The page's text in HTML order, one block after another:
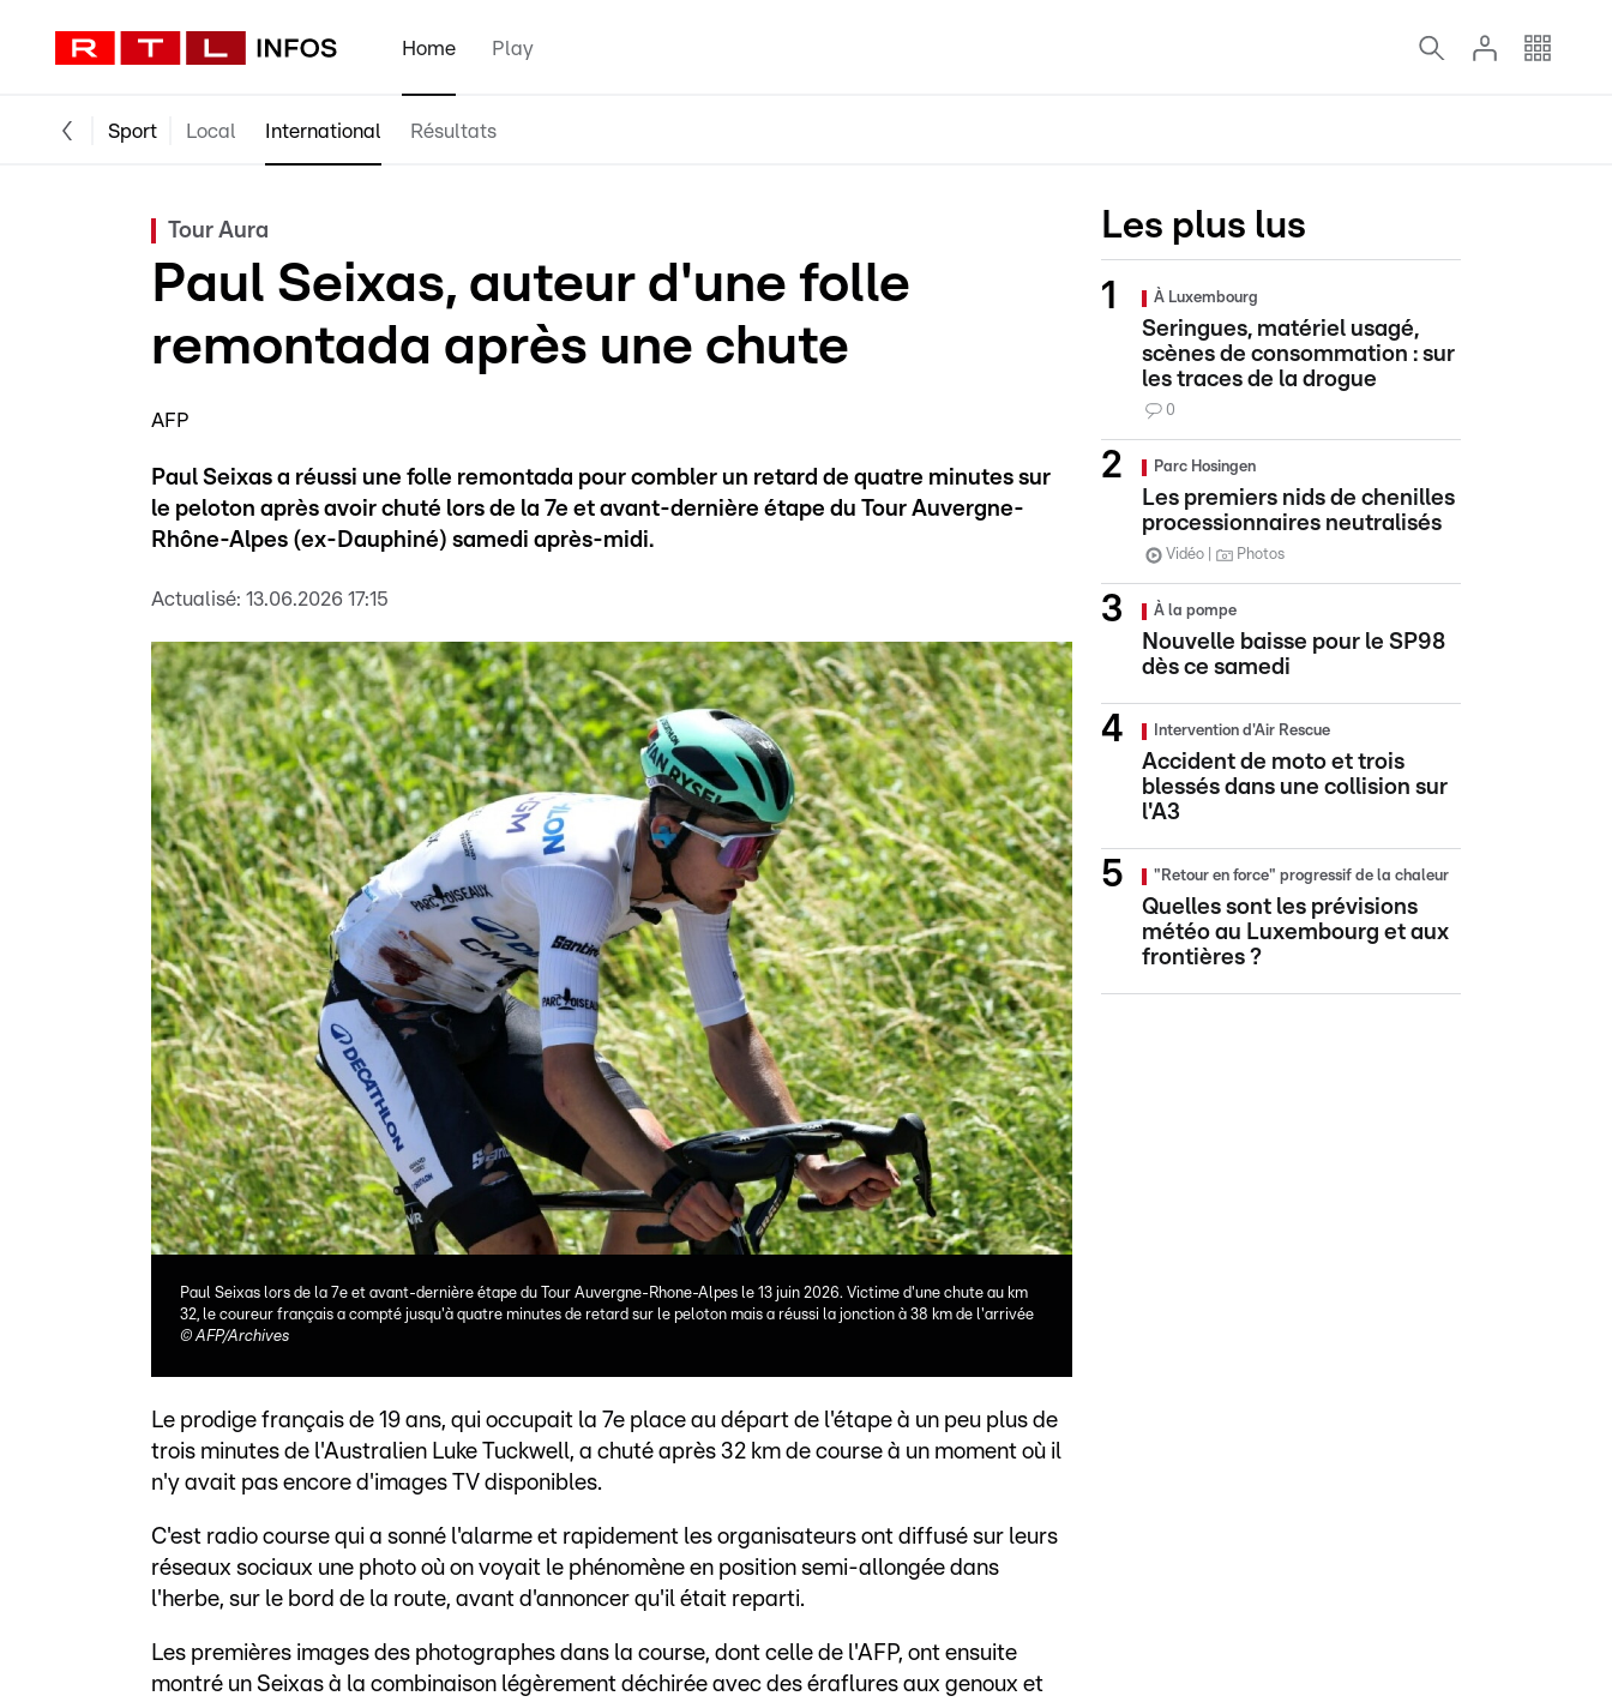
Home Play
Sport Local International Résultats
Tour Aura
Paul Seixas, auteur d'une folle
remontada après une chute
AFP
Paul Seixas a réussi une folle remontada pour combler un retard de quatre minutes sur
le peloton après avoir chuté lors de la 7e et avant-dernière étape du Tour Auvergne-
Rhône-Alpes (ex-Dauphiné) samedi après-midi.
Actualisé: 13.06.2026 17:15
Paul Seixas lors de la 7e et avant-dernière étape du Tour Auvergne-Rhone-Alpes le 13 juin 2026. Victime d'une chute au km
32, le coureur français a compté jusqu'à quatre minutes de retard sur le peloton mais a réussi la jonction à 38 km de l'arrivée
©AFP/Archives
Le prodige français de 19 ans, qui occupait la 7e place au départ de l'étape à un peu plus de
trois minutes de l'Australien Luke Tuckwell, a chuté après 32 km de course à un moment où il
n'y avait pas encore d'images TV disponibles.
C'est radio course qui a sonné l'alarme et rapidement les organisateurs ont diffusé sur leurs
réseaux sociaux une photo où on voyait le phénomène en position semi-allongée dans
l'herbe, sur le bord de la route, avant d'annoncer qu'il était reparti.
Les premières images des photographes dans la course, dont celle de l'AFP, ont ensuite
montré un Seixas à la combinaison légèrement déchirée avec des éraflures aux genoux et
Les plus lus
À Luxembourg
Seringues, matériel usagé,
scènes de consommation : sur
les traces de la drogue
0
Parc Hosingen
Les premiers nids de chenilles
processionnaires neutralisés
Vidéo Photos
À la pompe
Nouvelle baisse pour le SP98
dès ce samedi
Intervention d'Air Rescue
Accident de moto et trois
blessés dans une collision sur
l'A3
"Retour en force" progressif de la chaleur
Quelles sont les prévisions
météo au Luxembourg et aux
frontières ?